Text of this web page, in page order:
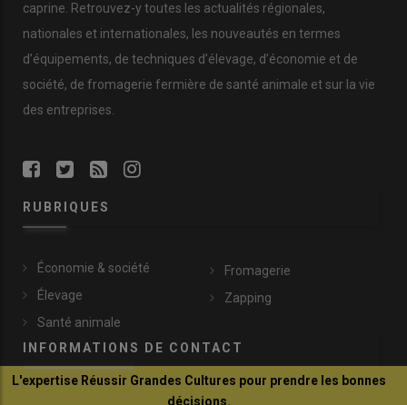
caprine. Retrouvez-y toutes les actualités régionales,
nationales et internationales, les nouveautés en termes
d’équipements, de techniques d’élevage, d’économie et de
société, de fromagerie fermière de santé animale et sur la vie
des entreprises.
RUBRIQUES
Économie & société
Élevage
Santé animale
Fromagerie
Zapping
INFORMATIONS DE CONTACT
L'expertise Réussir Grandes Cultures pour prendre les bonnes
décisions.